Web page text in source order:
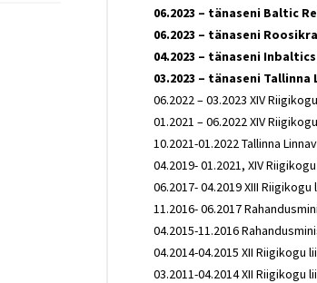
06.2023 – tänaseni Baltic
06.2023 – tänaseni
04.2023 – tänaseni
03.2023 – tänaseni
06.2022 – 03.2023 XIV
01.2021 – 06.2022 XIV
10.2021-01.2022 Tallinna
04.2019- 01.2021, XIV
06.2017- 04.2019 XIII
11.2016- 06.2017
04.2015-11.2016
04.2014-04.2015 XII
03.2011-04.2014 XII